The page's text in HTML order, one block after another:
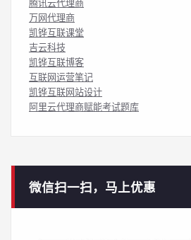
腾讯云代理商
万网代理商
凯铧互联课堂
吉云科技
凯铧互联博客
互联网运营笔记
凯铧互联网站设计
阿里云代理商赋能考试题库
微信扫一扫，马上优惠